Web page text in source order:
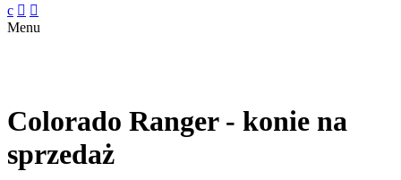
c  
Menu
Colorado Ranger - konie na
sprzedaż